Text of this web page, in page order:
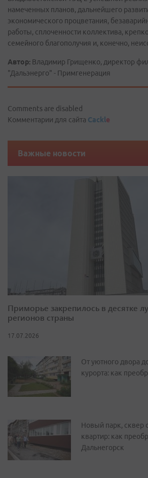
намеченных планов, дальнейшего
экономического процветания,
работы, сплоченности коллектива,
семейного благополучия и, конечно,
Автор: Владимир Грищенко, директор
"Дальэнерго" - Примгенерация
Comments are disabled
Комментарии для сайта Cackle
Важные новости
Приморье закрепилось в десятке
регионов страны
17.07.2026
От уютного двора
курорта: как
Новый парк, сквер
квартир: как
Дальнегорск